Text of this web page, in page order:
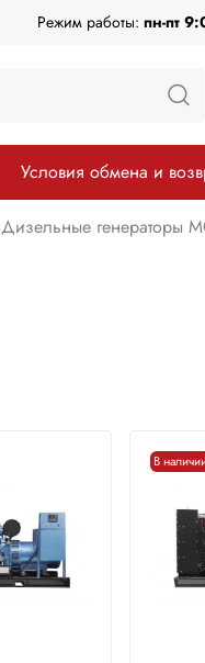
Режим работы: пн-пт
Условия обмена и
Дизельные генераторы
В